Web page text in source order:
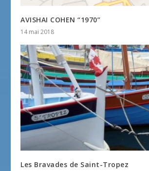
AVISHAI COHEN “1970”
14 mai 2018
Les Bravades de Saint-Tropez